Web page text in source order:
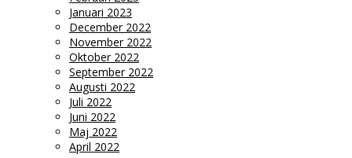
Januari 2023
December 2022
November 2022
Oktober 2022
September 2022
Augusti 2022
Juli 2022
Juni 2022
Maj 2022
April 2022